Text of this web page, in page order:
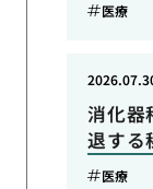
医療
消化器
退する
医療